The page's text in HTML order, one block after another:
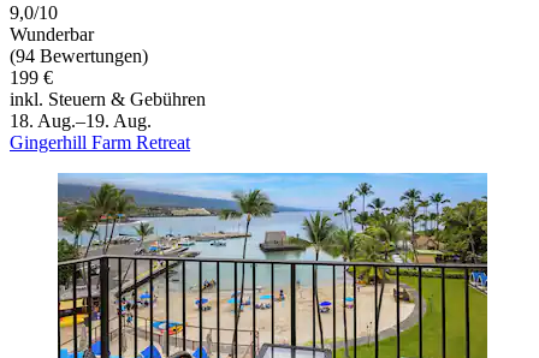
9,0/10
Wunderbar
(94 Bewertungen)
199 €
inkl. Steuern & Gebühren
18. Aug.–19. Aug.
Gingerhill Farm Retreat